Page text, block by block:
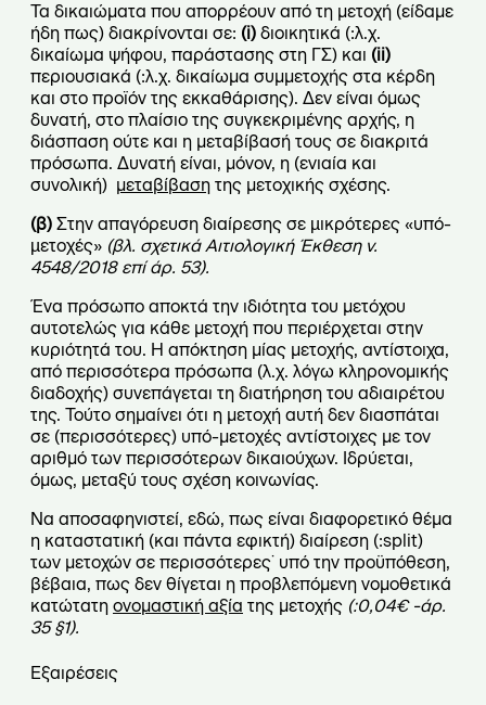
Τα δικαιώματα που απορρέουν από τη μετοχή (είδαμε
ήδη πως) διακρίνονται σε: (i) διοικητικά (:λ.χ.
δικαίωμα ψήφου, παράστασης στη ΓΣ) και (ii)
περιουσιακά (:λ.χ. δικαίωμα συμμετοχής στα κέρδη
και στο προϊόν της εκκαθάρισης). Δεν είναι όμως
δυνατή, στο πλαίσιο της συγκεκριμένης αρχής, η
διάσπαση ούτε και η μεταβίβασή τους σε διακριτά
πρόσωπα. Δυνατή είναι, μόνον, η (ενιαία και
συνολική) μεταβίβαση της μετοχικής σχέσης.
(β) Στην απαγόρευση διαίρεσης σε µικρότερες «υπό-
µετοχές» (βλ. σχετικά Αιτιολογική Έκθεση ν.
4548/2018 επί άρ. 53).
Ένα πρόσωπο αποκτά την ιδιότητα του μετόχου
αυτοτελώς για κάθε μετοχή που περιέρχεται στην
κυριότητά του. Η απόκτηση μίας μετοχής, αντίστοιχα,
από περισσότερα πρόσωπα (λ.χ. λόγω κληρονομικής
διαδοχής) συνεπάγεται τη διατήρηση του αδιαιρέτου
της. Τούτο σημαίνει ότι η μετοχή αυτή δεν διασπάται
σε (περισσότερες) υπό-μετοχές αντίστοιχες με τον
αριθμό των περισσότερων δικαιούχων. Ιδρύεται,
όμως, μεταξύ τους σχέση κοινωνίας.
Να αποσαφηνιστεί, εδώ, πως είναι διαφορετικό θέμα
η καταστατική (και πάντα εφικτή) διαίρεση (:split)
των μετοχών σε περισσότερες˙ υπό την προϋπόθεση,
βέβαια, πως δεν θίγεται η προβλεπόμενη νομοθετικά
κατώτατη ονομαστική αξία της μετοχής (:0,04€ -άρ.
35 §1).
Εξαιρέσεις